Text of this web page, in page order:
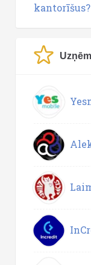
kantorīšus?